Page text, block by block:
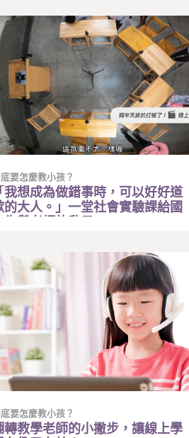
要怎麼教小孩？
我想成為做錯事時，可以好好道
的大人。」一堂社會實驗課給國
要怎麼教小孩？
轉教學老師的小撇步，讓線上學